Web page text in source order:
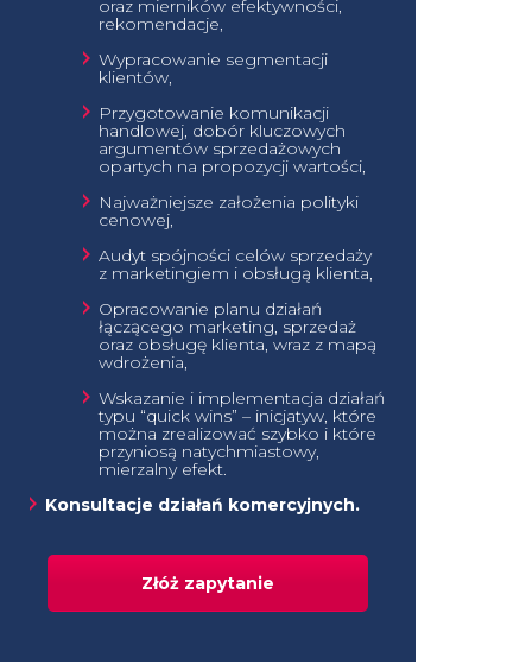
oraz mierników efektywności,
rekomendacje,
Wypracowanie segmentacji
klientów,
Przygotowanie komunikacji
handlowej, dobór kluczowych
argumentów sprzedażowych
opartych na propozycji wartości,
Najważniejsze założenia polityki
cenowej,
Audyt spójności celów sprzedaży
z marketingiem i obsługą klienta,
Opracowanie planu działań
łączącego marketing, sprzedaż
oraz obsługę klienta, wraz z mapą
wdrożenia,
Wskazanie i implementacja działań
typu “quick wins” – inicjatyw, które
można zrealizować szybko i które
przyniosą natychmiastowy,
mierzalny efekt.
Konsultacje działań komercyjnych.
Złóż zapytanie